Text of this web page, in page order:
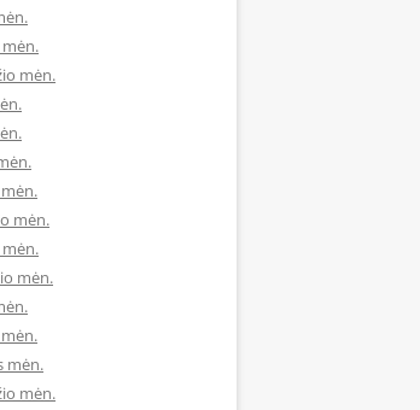
mėn.
mėn.
mėn.
mėn.
mėn.